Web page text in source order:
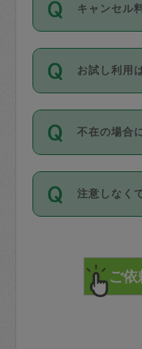
日本語も
ールに記載
を依頼して
現場トライ
ジさんが活
※テストセ
参考
【詳
です。作業
をさせたり
す。
写真を撮り
詳細FAQ：
以降）の日
す。
タスカジさ
可能です。
キャンセル
キャンセ
す。
1. 直前キャ
共通）
72時間を
料が発生し
直前キャン
72時間前
お試し利用
「お試し利
せんが、「
とによって
まず、条件
みてくだ
その後、
不在の場合
不在の場合
が必要です
ジさんと依
てください
不在時に
注意しなく
で、必ず
れて依頼
けてくださ